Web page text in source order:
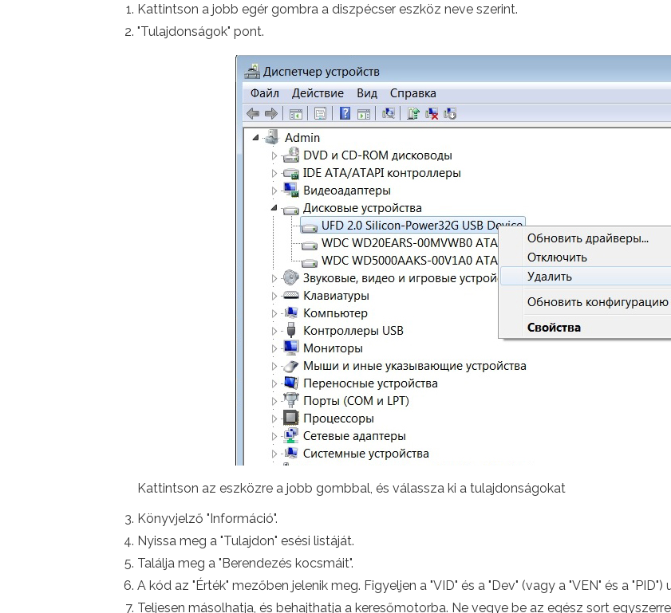
Kattintson a jobb egér gombra a diszpécser eszköz neve szerint.
"Tulajdonságok" pont.
Kattintson az eszközre a jobb gombbal, és válassza ki a tulajdonságokat
Könyvjelző "Információ".
Nyissa meg a "Tulajdon" esési listáját.
Találja meg a "Berendezés kocsmáit".
A kód az "Érték" mezőben jelenik meg. Figyeljen a "VID" és a "Dev" (vagy a "VEN" és a "PID")
Teljesen másolhatja, és behajthatja a keresőmotorba. Ne vegye be az egész sort